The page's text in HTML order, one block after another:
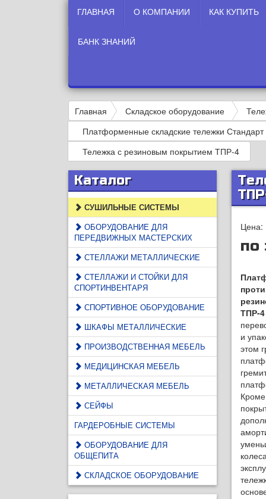
ГЛАВНАЯ О КОМПАНИИ КАК КУПИТЬ
БАНК ЗНАНИЙ
Главная Складское оборудование
Платформенные складские тележки Стандарт
Тележка с резиновым покрытием ТПР-4
Каталог
СУШИЛЬНЫЕ СИСТЕМЫ
ОБОРУДОВАНИЕ ДЛЯ
ПЕРЕДВИЖНЫХ МАСТЕРСКИХ
СТЕЛЛАЖИ МЕТАЛЛИЧЕСКИЕ
СТЕЛЛАЖИ И СТОЙКИ ДЛЯ
СПОРТИНВЕНТАРЯ
СПОРТИВНОЕ ОБОРУДОВАНИЕ
ШКАФЫ МЕТАЛЛИЧЕСКИЕ
ПРОИЗВОДСТВЕННАЯ МЕБЕЛЬ
МЕДИЦИНСКАЯ МЕБЕЛЬ
МЕТАЛЛИЧЕСКАЯ МЕБЕЛЬ
СЕЙФЫ
ГАРДЕРОБНЫЕ СИСТЕМЫ
ОБОРУДОВАНИЕ ДЛЯ
ОБЩЕПИТА
СКЛАДСКОЕ ОБОРУДОВАНИЕ
Цена:
по
ТПР-4
и
этом